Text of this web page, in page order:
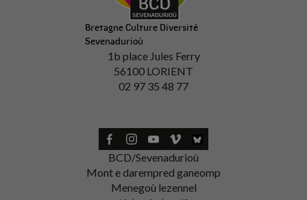
Bretagne Culture Diversité
Sevenadurioù
1b place Jules Ferry
56100 LORIENT
02 97 35 48 77
BCD/Sevenadurioù
Mont e darempred ganeomp
Menegoù lezennel